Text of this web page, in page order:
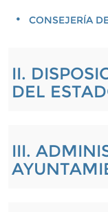
CONSEJERÍA
II.
DEL
III.